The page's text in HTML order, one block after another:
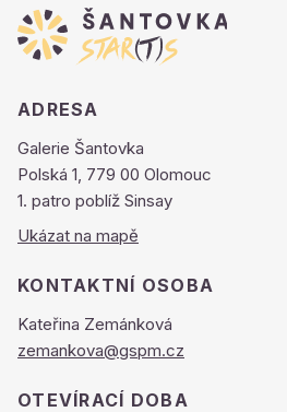
ADRESA
Galerie Šantovka
Polská 1, 779 00 Olomouc
1. patro poblíž Sinsay
Ukázat na mapě
KONTAKTNÍ OSOBA
Kateřina Zemánková
zemankova@gspm.cz
OTEVÍRACÍ DOBA